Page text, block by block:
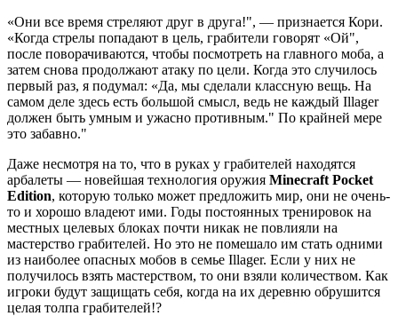
«Они все время стреляют друг в друга!", — признается Кори.
«Когда стрелы попадают в цель, грабители говорят «Ой",
после поворачиваются, чтобы посмотреть на главного моба, а
затем cнова продолжают атаку по цели. Когда это случилось
первый раз, я подумал: «Да, мы сделали классную вещь. На
самом деле здесь есть большой смысл, ведь не каждый Illager
должен быть умным и ужасно противным." По крайней мере
это забавно."
Даже несмотря на то, что в руках у грабителей находятся
арбалеты — новейшая технология оружия Minecraft Pocket
Edition, которую только может предложить мир, они не очень-
то и хорошо владеют ими. Годы постоянных тренировок на
местных целевых блоках почти никак не повлияли на
мастерство грабителей. Но это не помешало им стать одними
из наиболее опасных мобов в семье Illager. Если у них не
получилось взять мастерством, то они взяли количеством. Как
игроки будут защищать себя, когда на их деревню обрушится
целая толпа грабителей!?